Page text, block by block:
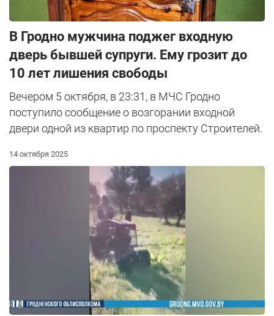
В Гродно мужчина поджег входную
дверь бывшей супруги. Ему грозит до
10 лет лишения свободы
Вечером 5 октября, в 23:31, в МЧС Гродно
поступило сообщение о возгорании входной
двери одной из квартир по проспекту Строителей.
14 октября 2025